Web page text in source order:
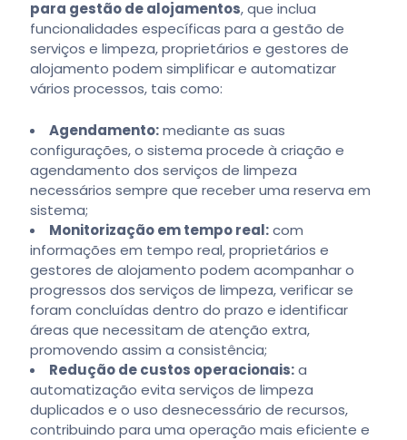
para gestão de alojamentos, que inclua
funcionalidades específicas para a gestão de
serviços e limpeza, proprietários e gestores de
alojamento podem simplificar e automatizar
vários processos, tais como:
Agendamento:mediante as suas
configurações, o sistema procede à criação e
agendamento dos serviços de limpeza
necessários sempre que receber uma reserva em
sistema;
Monitorização em tempo real:com
informações em tempo real, proprietários e
gestores de alojamento podem acompanhar o
progressos dos serviços de limpeza, verificar se
foram concluídas dentro do prazo e identificar
áreas que necessitam de atenção extra,
promovendo assim a consistência;
Redução de custos operacionais:a
automatização evita serviços de limpeza
duplicados e o uso desnecessário de recursos,
contribuindo para uma operação mais eficiente e